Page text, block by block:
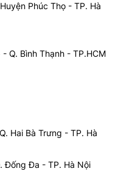
Phúc Thọ - TP. Hà
Q. Bình Thạnh - TP.HCM
Hai Bà Trưng - TP. Hà
Đống Đa - TP. Hà Nội